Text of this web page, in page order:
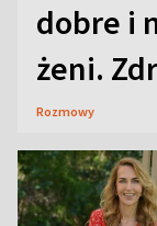
dobre i
żeni.
Rozmowy